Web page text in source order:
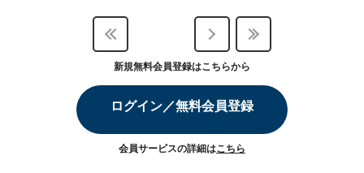
新規無料会員登録はこちらから
ログイン／無料会員登録
会員サービスの詳細はこちら